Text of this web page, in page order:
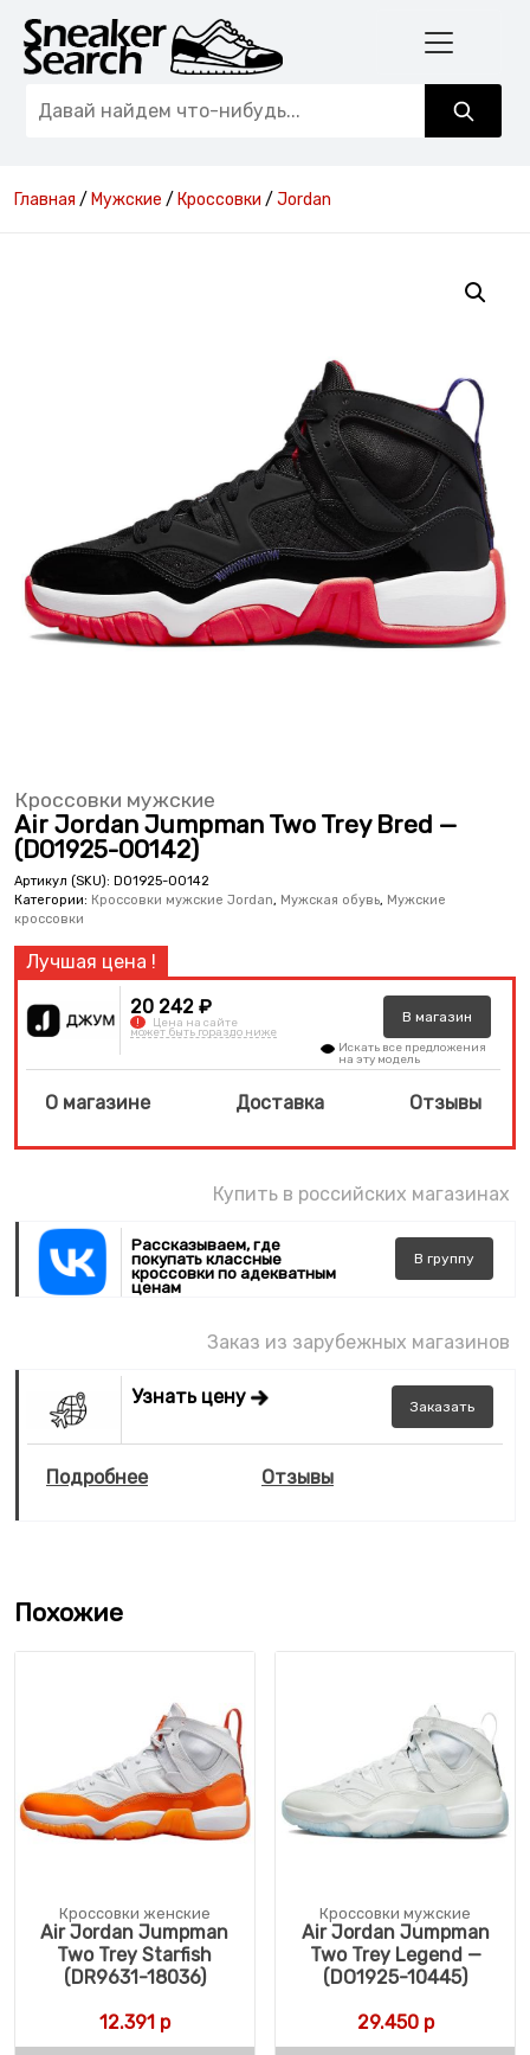
Главная / Мужские / Кроссовки / Jordan
Кроссовки мужские
Air Jordan Jumpman Two Trey Bred —
(DO1925-00142)
Артикул (SKU): DO1925-00142
Категории: Кроссовки мужские Jordan, Мужская обувь, Мужские
кроссовки
20 242 ₽
! Цена на сайте
может быть гораздо ниже
В магазин
Искать все предложения
на эту модель
О магазине Доставка Отзывы
Купить в российских магазинах
Рассказываем, где
покупать классные
кроссовки по адекватным
ценам
В группу
Заказ из зарубежных магазинов
Узнать цену Заказать
Подробнее Отзывы
Похожие
Кроссовки женские
Air Jordan Jumpman
Two Trey Starfish
(DR9631-18036)
12.391р
Кроссовки мужские
Air Jordan Jumpman
Two Trey Legend —
(DO1925-10445)
29.450р